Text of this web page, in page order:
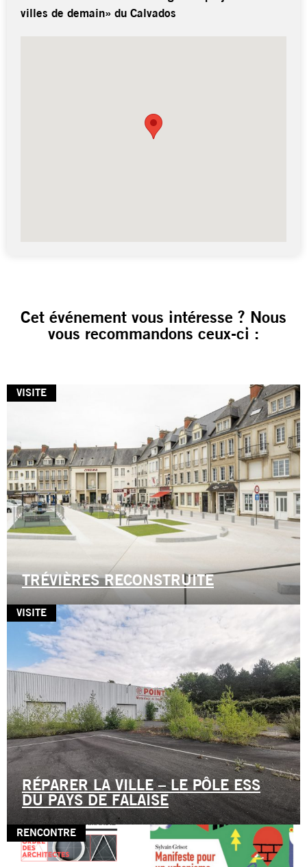
villes de demain» du Calvados
Cet événement vous intéresse ? Nous
vous recommandons ceux-ci :
VISITE
TRÉVIÈRES RECONSTRUITE
VISITE
RÉPARER LA VILLE – LE PÔLE ESS
DU PAYS DE FALAISE
RENCONTRE